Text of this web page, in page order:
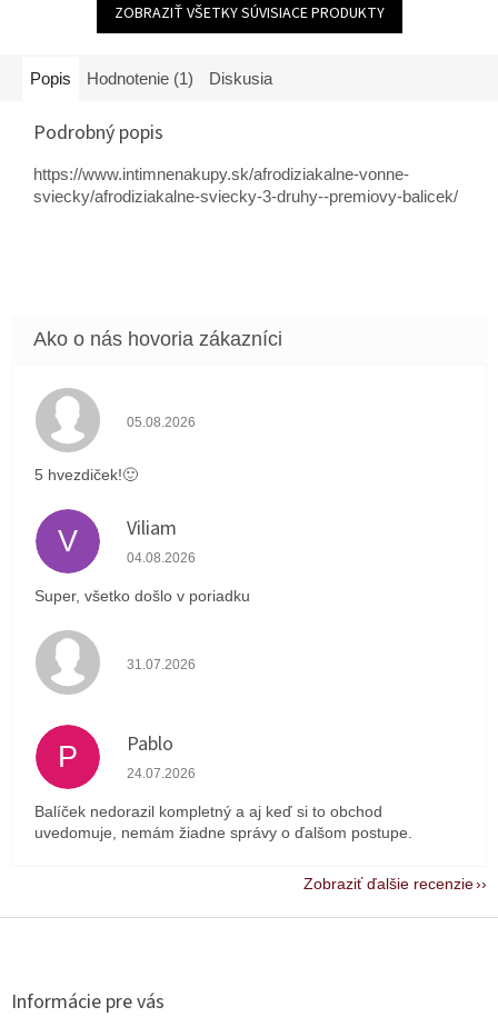
ZOBRAZIŤ VŠETKY SÚVISIACE PRODUKTY
Popis Hodnotenie (1) Diskusia
Podrobný popis
https://www.intimnenakupy.sk/afrodiziakalne-vonne-
sviecky/afrodiziakalne-sviecky-3-druhy--premiovy-balicek/
Hodnotenie obchodu je 5 z 5 hviezdičiek.
05.08.2026
5 hvezdiček!🙂
V Viliam
Hodnotenie obchodu je 5 z 5 hviezdičiek.
04.08.2026
Super, všetko došlo v poriadku
Hodnotenie obchodu je 4 z 5 hviezdičiek.
31.07.2026
P Pablo
Hodnotenie obchodu je 1 z 5 hviezdičiek.
24.07.2026
Balíček nedorazil kompletný a aj keď si to obchod
uvedomuje, nemám žiadne správy o ďalšom postupe.
Zobraziť ďalšie recenzie
Z
Informácie pre vás